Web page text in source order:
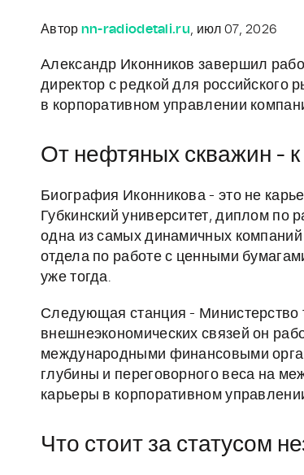
Автор nn-radiodetali.ru, июл 07, 2026
Александр Иконников завершил
директор с редкой для
в корпоративном управлении
От нефтяных скважин -
Биография Иконникова - это не
Губкинский университет, диплом
одна из самых динамичных
отдела по работе с ценными
уже тогда.
Следующая станция - Министерство
внешнеэкономических связей он
международными финансовыми
глубины и переговорного веса на
карьеры в корпоративном
Что стоит за статусом